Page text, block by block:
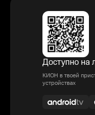
Доступно
КИОН в твоей
устройствах